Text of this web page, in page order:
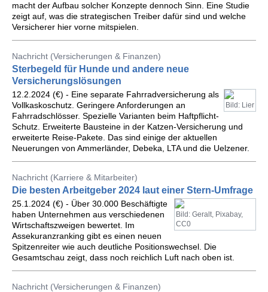
macht der Aufbau solcher Konzepte dennoch Sinn. Eine Studie
zeigt auf, was die strategischen Treiber dafür sind und welche
Versicherer hier vorne mitspielen.
Nachricht (Versicherungen & Finanzen)
Sterbegeld für Hunde und andere neue
Versicherungslösungen
Bild: Lier
12.2.2024 (€) - Eine separate Fahrradversicherung als
Vollkaskoschutz. Geringere Anforderungen an
Fahrradschlösser. Spezielle Varianten beim Haftpflicht-
Schutz. Erweiterte Bausteine in der Katzen-Versicherung und
erweiterte Reise-Pakete. Das sind einige der aktuellen
Neuerungen von Ammerländer, Debeka, LTA und die Uelzener.
Nachricht (Karriere & Mitarbeiter)
Die besten Arbeitgeber 2024 laut einer Stern-Umfrage
Bild: Geralt, Pixabay,
CC0
25.1.2024 (€) - Über 30.000 Beschäftigte
haben Unternehmen aus verschiedenen
Wirtschaftszweigen bewertet. Im
Assekuranzranking gibt es einen neuen
Spitzenreiter wie auch deutliche Positionswechsel. Die
Gesamtschau zeigt, dass noch reichlich Luft nach oben ist.
Nachricht (Versicherungen & Finanzen)